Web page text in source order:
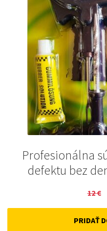
Profesionálna
defektu bez
12€
PRIDAŤ